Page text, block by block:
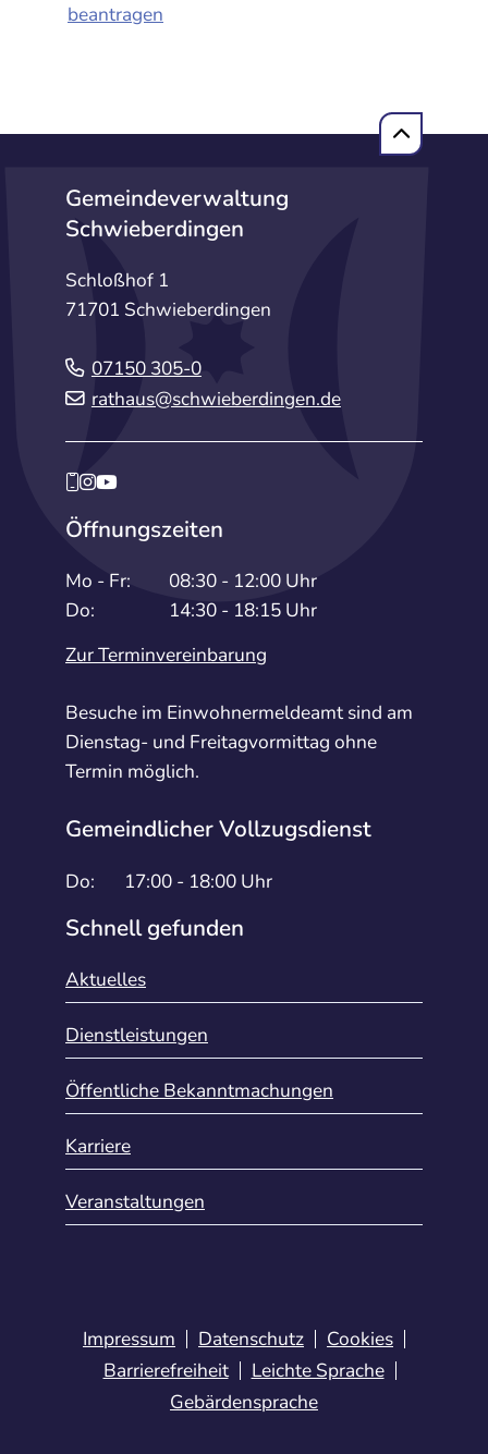
beantragen
Gemeindeverwaltung
Schwieberdingen
Schloßhof 1
71701 Schwieberdingen
07150 305-0
rathaus@schwieberdingen.de
Öffnungszeiten
Mo - Fr:
08:30 - 12:00 Uhr
Do:
14:30 - 18:15 Uhr
Zur Terminvereinbarung
Besuche im Einwohnermeldeamt sind am
Dienstag- und Freitagvormittag ohne
Termin möglich.
Gemeindlicher Vollzugsdienst
Do: 17:00 - 18:00 Uhr
Schnell gefunden
Aktuelles
Dienstleistungen
Öffentliche Bekanntmachungen
Karriere
Veranstaltungen
Impressum Datenschutz
Cookies
Barrierefreiheit
Leichte Sprache
Gebärdensprache